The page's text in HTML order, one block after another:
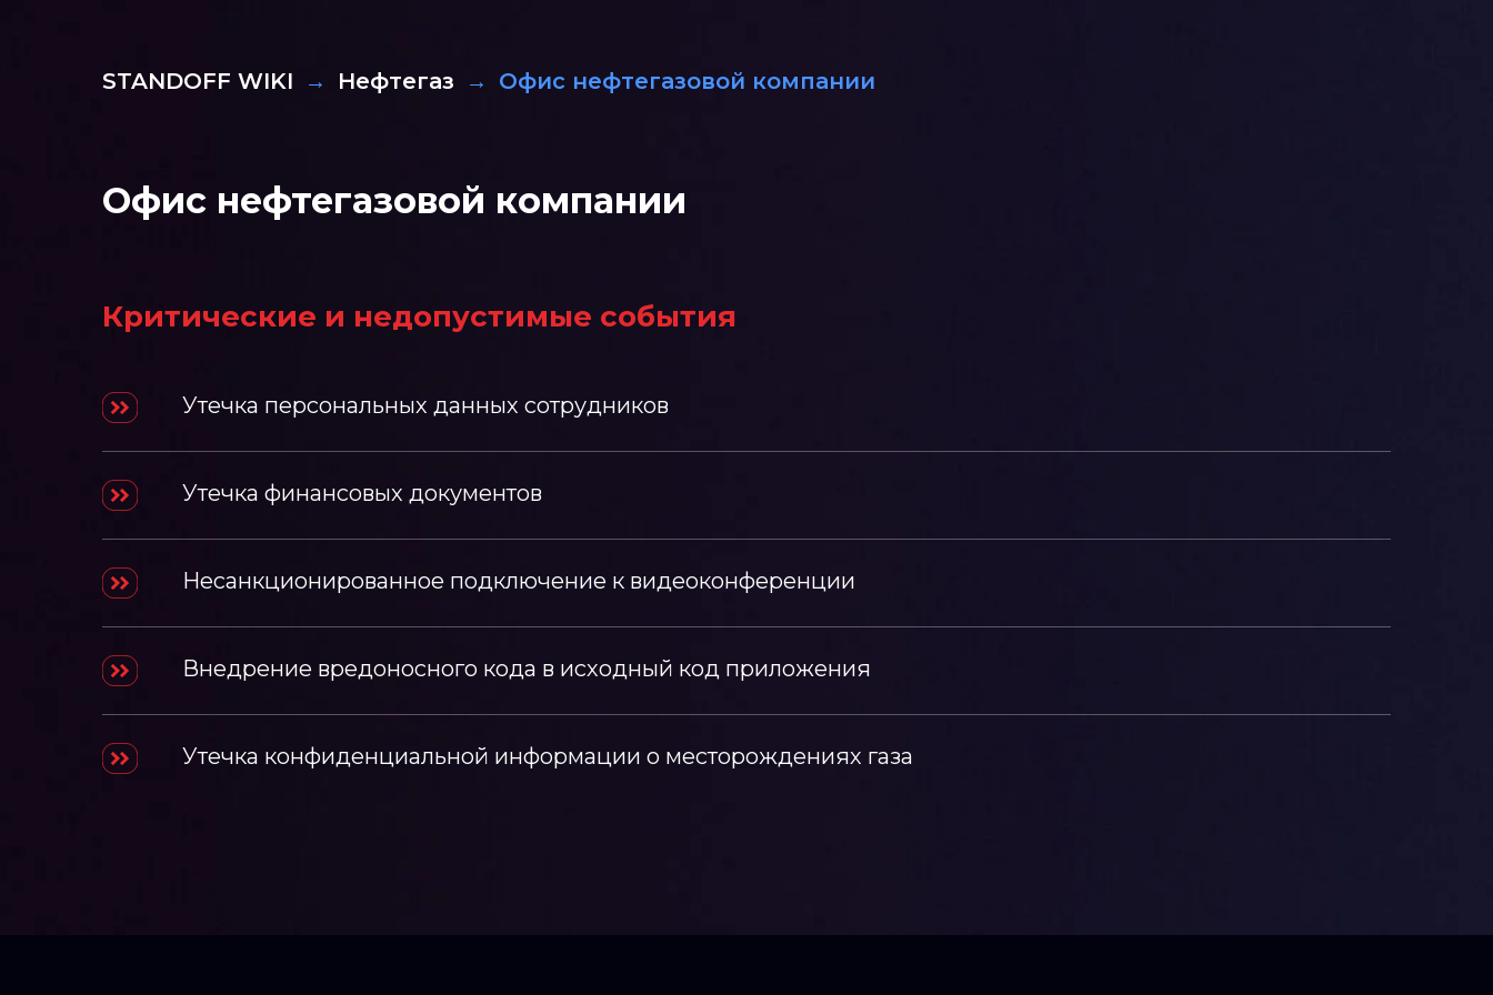
STANDOFF WIKI → Нефтегаз → Офис нефтегазовой компании
Офис нефтегазовой компании
Критические и недопустимые события
Утечка персональных данных сотрудников
Утечка финансовых документов
Несанкционированное подключение к видеоконференции
Внедрение вредоносного кода в исходный код приложения
Утечка конфиденциальной информации о месторождениях газа